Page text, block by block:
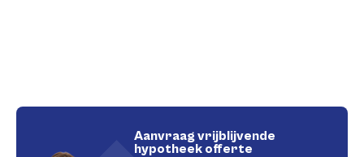
Aanvraag vrijblijvende
hypotheek offerte